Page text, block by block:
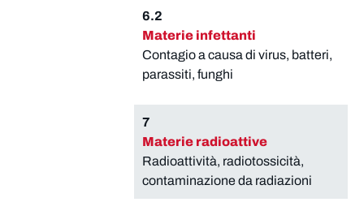
6.2
Materie infettanti
Contagio a causa di virus, batteri,
parassiti, funghi
7
Materie radioattive
Radioattività, radiotossicità,
contaminazione da radiazioni